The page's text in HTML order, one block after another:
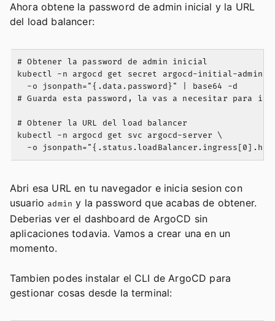
Ahora obtene la password de admin inicial y la URL
del load balancer:
# Obtener la password de admin inicial
kubectl -n argocd get secret argocd-initial-admin-
  -o jsonpath="{.data.password}" | base64 -d
# Guarda esta password, la vas a necesitar para
# Obtener la URL del load balancer
kubectl -n argocd get svc argocd-server \
Abri esa URL en tu navegador e inicia sesion con
usuario admin y la password que acabas de obtener.
Deberias ver el dashboard de ArgoCD sin
aplicaciones todavia. Vamos a crear una en un
momento.
Tambien podes instalar el CLI de ArgoCD para
gestionar cosas desde la terminal: